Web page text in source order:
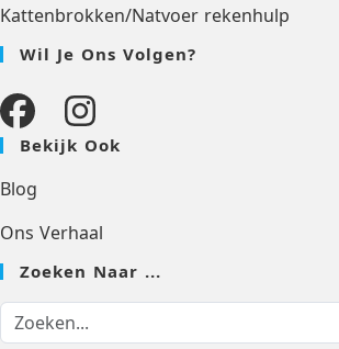
Kattenbrokken/Natvoer rekenhulp
Wil Je Ons Volgen?
Bekijk Ook
Blog
Ons Verhaal
Zoeken Naar ...